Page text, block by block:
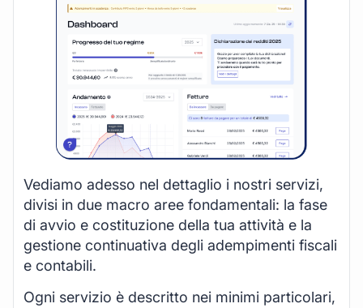
Vediamo adesso nel dettaglio i nostri servizi,
divisi in due macro aree fondamentali: la fase
di avvio e costituzione della tua attività e la
gestione continuativa degli adempimenti fiscali
e contabili.
Ogni servizio è descritto nei minimi particolari,